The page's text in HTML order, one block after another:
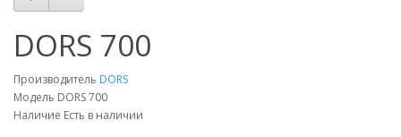
DORS 700
Производитель DORS
Модель DORS 700
Наличие Есть в наличии